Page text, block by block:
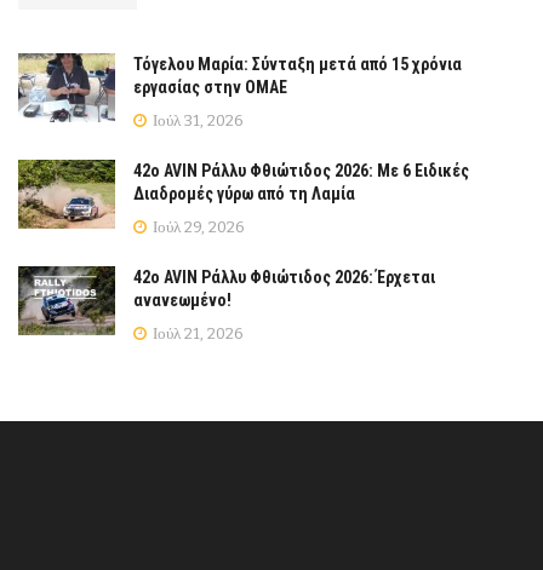
Τόγελου Μαρία: Σύνταξη μετά από 15 χρόνια
εργασίας στην ΟΜΑΕ
Ιούλ 31, 2026
42ο AVIN Ράλλυ Φθιώτιδος 2026: Με 6 Ειδικές
Διαδρομές γύρω από τη Λαμία
Ιούλ 29, 2026
42ο AVIN Ράλλυ Φθιώτιδος 2026: Έρχεται
ανανεωμένο!
Ιούλ 21, 2026